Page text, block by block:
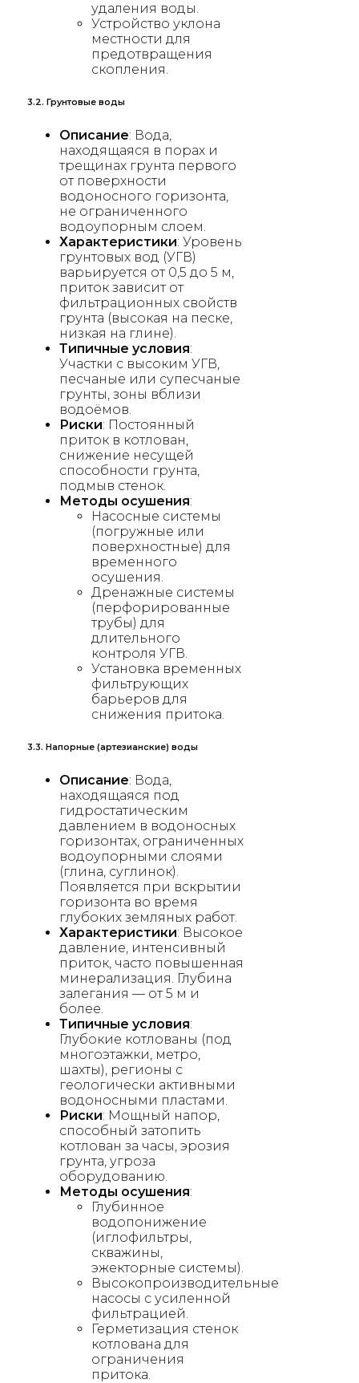
удаления воды.
Устройство уклона
местности для
предотвращения
скопления.
3.2. Грунтовые воды
Описание: Вода,
находящаяся в порах и
трещинах грунта первого
от поверхности
водоносного горизонта,
не ограниченного
водоупорным слоем.
Характеристики: Уровень
грунтовых вод (УГВ)
варьируется от 0,5 до 5 м,
приток зависит от
фильтрационных свойств
грунта (высокая на песке,
низкая на глине).
Типичные условия:
Участки с высоким УГВ,
песчаные или супесчаные
грунты, зоны вблизи
водоёмов.
Риски: Постоянный
приток в котлован,
снижение несущей
способности грунта,
подмыв стенок.
Методы осушения:
Насосные системы
(погружные или
поверхностные) для
временного
осушения.
Дренажные системы
(перфорированные
трубы) для
длительного
контроля УГВ.
Установка временных
фильтрующих
барьеров для
снижения притока.
3.3. Напорные (артезианские) воды
Описание: Вода,
находящаяся под
гидростатическим
давлением в водоносных
горизонтах, ограниченных
водоупорными слоями
(глина, суглинок).
Появляется при вскрытии
горизонта во время
глубоких земляных работ.
Характеристики: Высокое
давление, интенсивный
приток, часто повышенная
минерализация. Глубина
залегания — от 5 м и
более.
Типичные условия:
Глубокие котлованы (под
многоэтажки, метро,
шахты), регионы с
геологически активными
водоносными пластами.
Риски: Мощный напор,
способный затопить
котлован за часы, эрозия
грунта, угроза
оборудованию.
Методы осушения:
Глубинное
водопонижение
(иглофильтры,
скважины,
эжекторные системы).
Высокопроизводительные
насосы с усиленной
фильтрацией.
Герметизация стенок
котлована для
ограничения
притока.